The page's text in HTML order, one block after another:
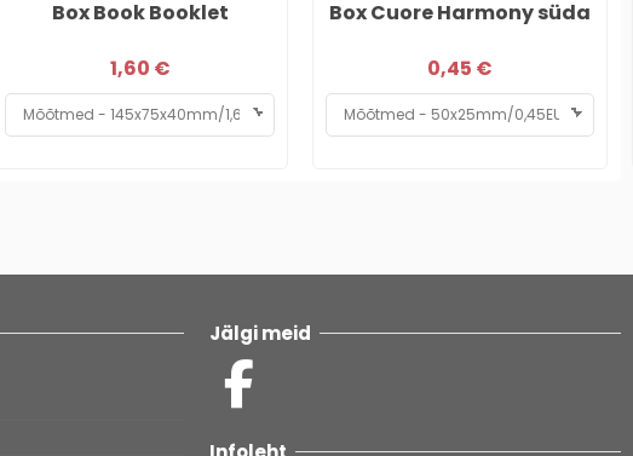
Box Book Booklet
1,60 €
Box Cuore Harmony süda
0,45 €
Jälgi meid